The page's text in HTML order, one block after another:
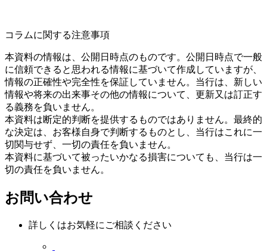
コラムに関する注意事項
本資料の情報は、公開日時点のものです。公開日時点で一般
に信頼できると思われる情報に基づいて作成していますが、
情報の正確性や完全性を保証していません。当行は、新しい
情報や将来の出来事その他の情報について、更新又は訂正す
る義務を負いません。
本資料は断定的判断を提供するものではありません。最終的
な決定は、お客様自身で判断するものとし、当行はこれに一
切関与せず、一切の責任を負いません。
本資料に基づいて被ったいかなる損害についても、当行は一
切の責任を負いません。
お問い合わせ
詳しくはお気軽にご相談ください